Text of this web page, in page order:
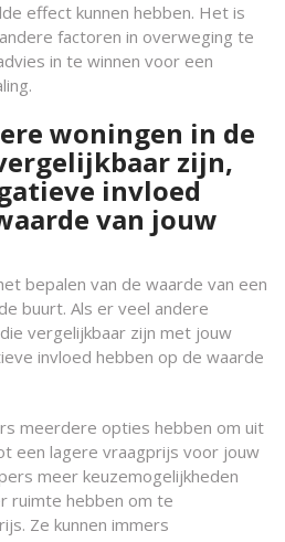
effect kunnen hebben. Het is
factoren in overweging te
in te winnen voor een
woningen in de
zijn,
invloed
van jouw
bepalen van de waarde van een
buurt. Als er veel andere
vergelijkbaar zijn met jouw
invloed hebben op de waarde
meerdere opties hebben om uit
een lagere vraagprijs voor jouw
meer keuzemogelijkheden
ruimte hebben om te
Ze kunnen immers